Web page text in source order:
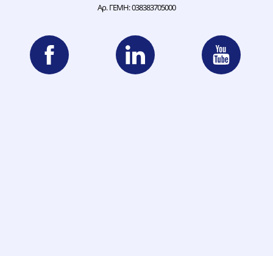
Αρ. ΓΕΜΗ: 038383705000